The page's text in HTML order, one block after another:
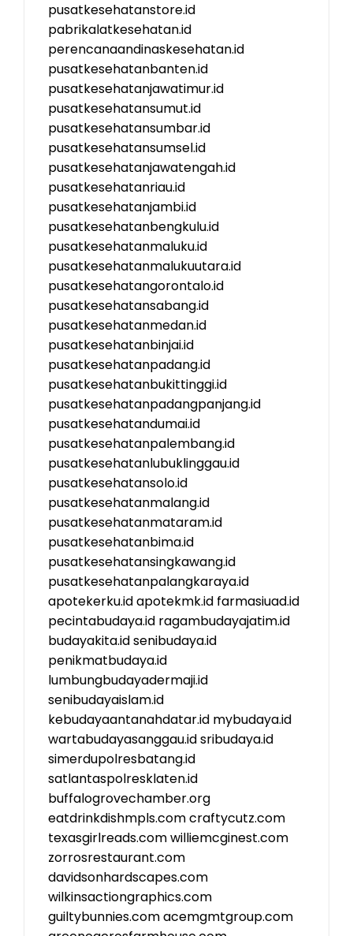
pusatkesehatanstore.id
pabrikalatkesehatan.id
perencanaandinaskesehatan.id
pusatkesehatanbanten.id
pusatkesehatanjawatimur.id
pusatkesehatansumut.id
pusatkesehatansumbar.id
pusatkesehatansumsel.id
pusatkesehatanjawatengah.id
pusatkesehatanriau.id
pusatkesehatanjambi.id
pusatkesehatanbengkulu.id
pusatkesehatanmaluku.id
pusatkesehatanmalukuutara.id
pusatkesehatangorontalo.id
pusatkesehatansabang.id
pusatkesehatanmedan.id
pusatkesehatanbinjai.id
pusatkesehatanpadang.id
pusatkesehatanbukittinggi.id
pusatkesehatanpadangpanjang.id
pusatkesehatandumai.id
pusatkesehatanpalembang.id
pusatkesehatanlubuklinggau.id
pusatkesehatansolo.id
pusatkesehatanmalang.id
pusatkesehatanmataram.id
pusatkesehatanbima.id
pusatkesehatansingkawang.id
pusatkesehatanpalangkaraya.id
apotekerku.idapotekmk.id farmasiuad.id
pecintabudaya.id ragambudayajatim.id
budayakita.idsenibudaya.id
penikmatbudaya.id
lumbungbudayadermaji.id
senibudayaislam.id
kebudayaantanahdatar.id mybudaya.id
wartabudayasanggau.idsribudaya.id
simerdupolresbatang.id
satlantaspolresklaten.id
buffalogrovechamber.org
eatdrinkdishmpls.comcraftycutz.com
texasgirlreads.comwilliemcginest.com
zorrosrestaurant.com
davidsonhardscapes.com
wilkinsactiongraphics.com
guiltybunnies.comacemgmtgroup.com